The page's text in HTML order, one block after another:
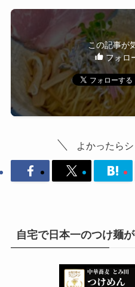
この記事が
フォロ
よかったら
自宅で日本一のつけ麺